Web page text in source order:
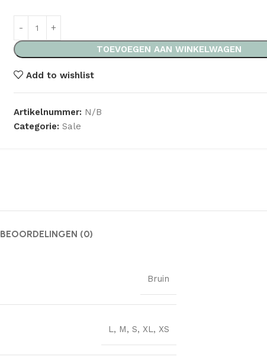
TOEVOEGEN AAN WINKELWAGEN
Add to wishlist
Artikelnummer: N/B
Categorie: Sale
BEOORDELINGEN (0)
Bruin
L, M, S, XL, XS